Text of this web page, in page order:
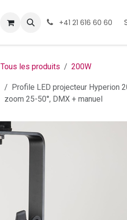
+41 21 616 60 60
Tous les produits 200W
Profile LED projecteur Hyperion
zoom 25-50°, DMX + manuel